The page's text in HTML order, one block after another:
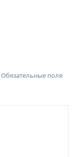
Обязательные поля